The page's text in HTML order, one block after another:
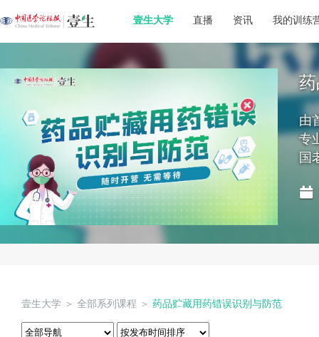
壹生大学 直播 资讯 我的训练
由
专
国
壹生大学 ＞ 全部系列课程 ＞ 药品贮藏用药错误识别与防范